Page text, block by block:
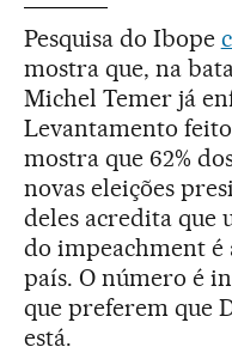
Pesquisa do Ibope
mostra que, na
Michel Temer já
Levantamento
mostra que 62%
novas eleições
deles acredita que
do impeachment é
país. O número é
que preferem que
está.